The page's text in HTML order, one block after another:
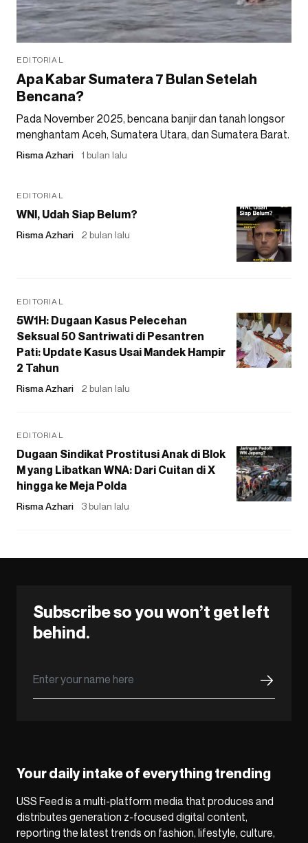
EDITORIAL
Apa Kabar Sumatera 7 Bulan Setelah
Bencana?
Pada November 2025, bencana banjir dan tanah longsor
menghantam Aceh, Sumatera Utara, dan Sumatera Barat.
Risma Azhari 1 bulan lalu
EDITORIAL
WNI, Udah Siap Belum?
Risma Azhari 2 bulan lalu
EDITORIAL
5W1H: Dugaan Kasus Pelecehan
Seksual 50 Santriwati di Pesantren
Pati: Update Kasus Usai Mandek Hampir
2 Tahun
Risma Azhari 2 bulan lalu
EDITORIAL
Dugaan Sindikat Prostitusi Anak di Blok
M yang Libatkan WNA: Dari Cuitan di X
hingga ke Meja Polda
Risma Azhari 3 bulan lalu
Subscribe so you won’t get left
behind.
Your daily intake of everything trending
USS Feed is a multi-platform media that produces and
distributes generation z-focused digital content,
reporting the latest trends on fashion, lifestyle, culture,